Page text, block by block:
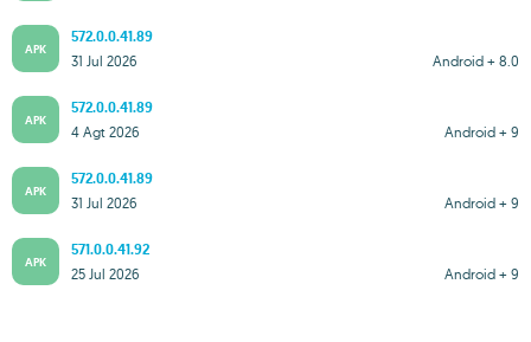
APK
572.0.0.41.89
Android + 8.0
31 Jul 2026
APK
572.0.0.41.89
Android + 9
4 Agt 2026
APK
572.0.0.41.89
Android + 9
31 Jul 2026
APK
571.0.0.41.92
Android + 9
25 Jul 2026